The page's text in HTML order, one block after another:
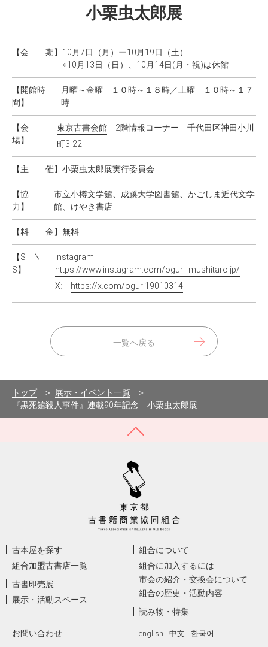
小栗虫太郎展
【会 期】 10月7日（月）ー10月19日（土）
※10月13日（日）、10月14日(月・祝)は休館
【開館時
間】
月曜～金曜 １０時～１８時／土曜 １０時～１７
時
【会
場】
東京古書会館 2階情報コーナー 千代田区神田小川
町3-22
【主 催】 小栗虫太郎展実行委員会
【協
力】
市立小樽文学館、成蹊大学図書館、かごしま近代文学
館、けやき書店
【料 金】 無料
【S N
S】
Instagram:
https://www.instagram.com/oguri_mushitaro.jp/
X:
https://x.com/oguri19010314
一覧へ戻る
トップ
展示・イベント一覧
『黒死館殺人事件』連載90年記念 小栗虫太郎展
古本屋を探す
組合加盟古書店一覧
古書即売展
展示・活動スペース
組合について
組合に加入するには
市会の紹介・交換会について
組合の歴史・活動内容
読み物・特集
お問い合わせ english 中文 한국어